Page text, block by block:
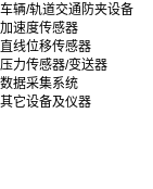
车辆/轨道交通防夹设备
加速度传感器
直线位移传感器
压力传感器/变送器
数据采集系统
其它设备及仪器